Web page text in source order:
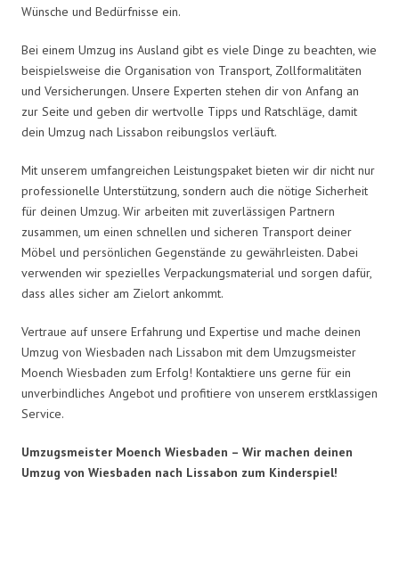
Wünsche und Bedürfnisse ein.
Bei einem Umzug ins Ausland gibt es viele Dinge zu beachten, wie
beispielsweise die Organisation von Transport, Zollformalitäten
und Versicherungen. Unsere Experten stehen dir von Anfang an
zur Seite und geben dir wertvolle Tipps und Ratschläge, damit
dein Umzug nach Lissabon reibungslos verläuft.
Mit unserem umfangreichen Leistungspaket bieten wir dir nicht nur
professionelle Unterstützung, sondern auch die nötige Sicherheit
für deinen Umzug. Wir arbeiten mit zuverlässigen Partnern
zusammen, um einen schnellen und sicheren Transport deiner
Möbel und persönlichen Gegenstände zu gewährleisten. Dabei
verwenden wir spezielles Verpackungsmaterial und sorgen dafür,
dass alles sicher am Zielort ankommt.
Vertraue auf unsere Erfahrung und Expertise und mache deinen
Umzug von Wiesbaden nach Lissabon mit dem Umzugsmeister
Moench Wiesbaden zum Erfolg! Kontaktiere uns gerne für ein
unverbindliches Angebot und profitiere von unserem erstklassigen
Service.
Umzugsmeister Moench Wiesbaden – Wir machen deinen
Umzug von Wiesbaden nach Lissabon zum Kinderspiel!